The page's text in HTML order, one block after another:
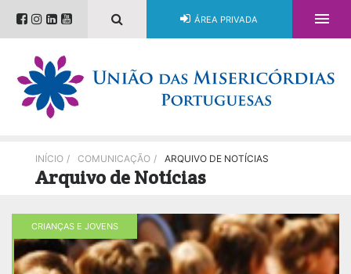
ÁREA PRIVADA 
INÍCIO / COMUNICAÇÃO / ARQUIVO DE NOTÍCIAS
Arquivo de Notícias
CRIANÇAS E JOVENS